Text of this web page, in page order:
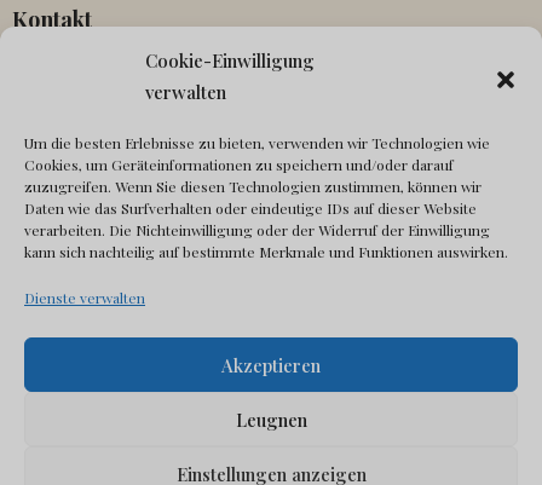
Cookie-Einwilligung
verwalten
Um die besten Erlebnisse zu bieten, verwenden wir Technologien wie
Cookies, um Geräteinformationen zu speichern und/oder darauf
zuzugreifen. Wenn Sie diesen Technologien zustimmen, können wir
Daten wie das Surfverhalten oder eindeutige IDs auf dieser Website
verarbeiten. Die Nichteinwilligung oder der Widerruf der Einwilligung
kann sich nachteilig auf bestimmte Merkmale und Funktionen auswirken.
Dienste verwalten
Akzeptieren
Leugnen
Einstellungen anzeigen
Kontakt
Partnerschaften
In Kontakt kommen
Canonical fehlt
Sozial
© Copyright Visit Sardinia 2025 All rights reserved